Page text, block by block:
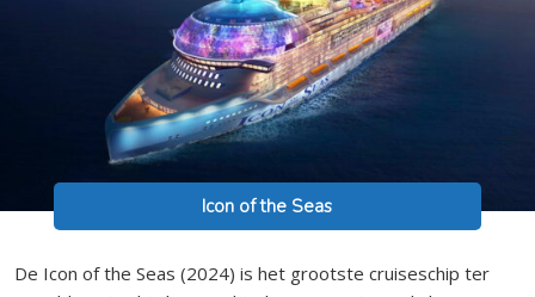
Icon of the Seas
De Icon of the Seas (2024) is het grootste cruiseschip ter